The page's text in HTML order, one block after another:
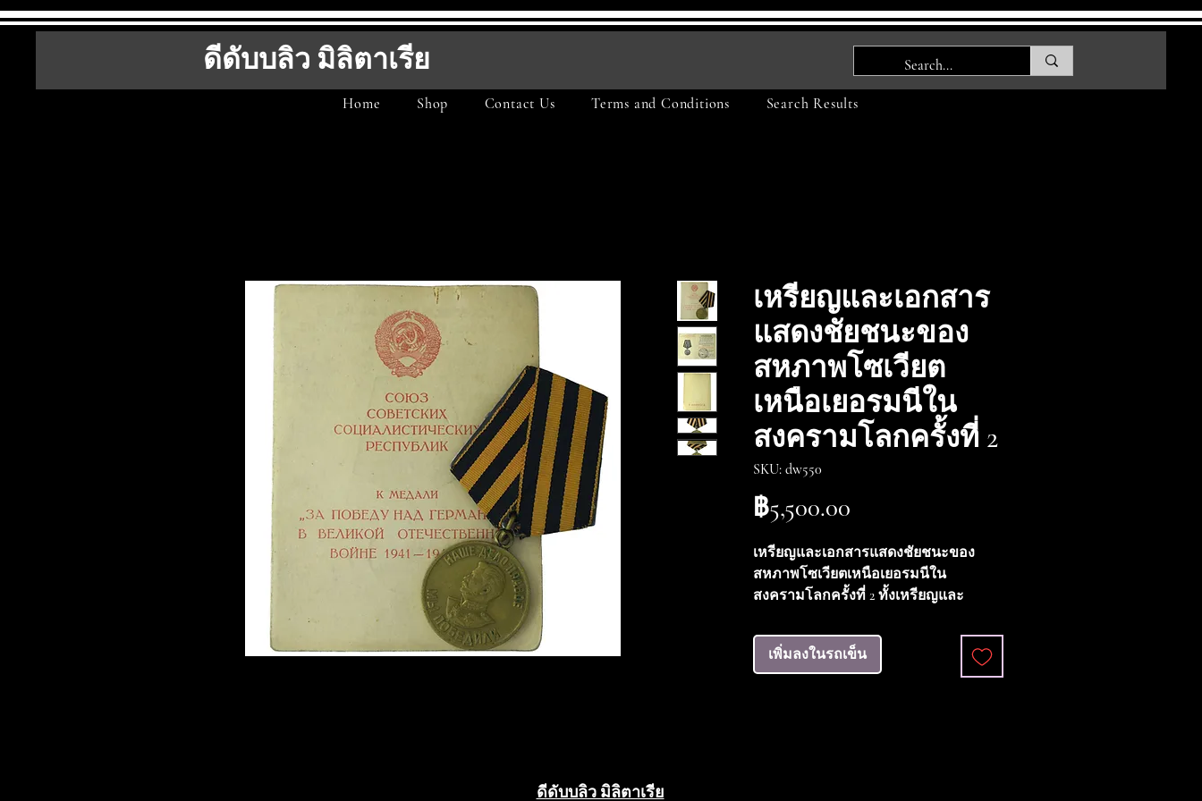
ดีดับบลิว มิลิตาเรีย
Home Shop Contact Us Terms and Conditions Search Results
เหรียญและเอกสาร
แสดงชัยชนะของ
สหภาพโซเวียต
เหนือเยอรมนีใน
สงครามโลกครั้งที่ 2
SKU: dw550
฿5,500.00
เหรียญและเอกสารแสดงชัยชนะของ
สหภาพโซเวียตเหนือเยอรมนีใน
สงครามโลกครั้งที่ 2 ทั้งเหรียญและ
เอกสารแสดงชัยชนะกรอกข้อมูลครบ
ถ้วนและมีหมายเลขประจำเหรียญอยู่ด้าน
หลัง หมายเลข 0319050 เป็นชุดที่สวยงาม
เพิ่มลงในรถเข็น
ดีดับบลิว มิลิตาเรีย